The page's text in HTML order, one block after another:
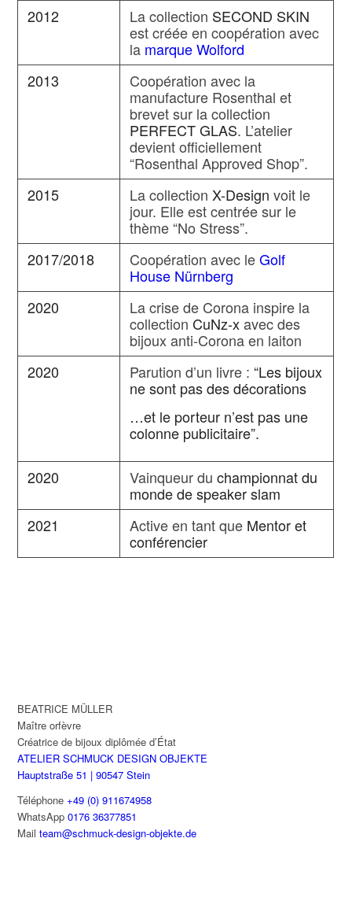
2012
La collection SECOND SKIN
est créée en coopération avec
la marque Wolford
2013
Coopération avec la
manufacture Rosenthal et
brevet sur la collection
PERFECT GLAS. L’atelier
devient officiellement
“Rosenthal Approved Shop”.
2015
La collection X-Design voit le
jour. Elle est centrée sur le
thème “No Stress”.
2017/2018
Coopération avec leGolf
House Nürnberg
2020
La crise de Corona inspire la
collection CuNz-xavec des
bijoux anti-Corona en laiton
2020
Parution d’un livre :“Les bijoux
ne sont pas des décorations
…et le porteur n’est pas une
colonne publicitaire”.
2020 Vainqueur duchampionnat du
monde de speaker slam
2021
Active en tant que Mentor et
conférencier
BEATRICE MÜLLER
Maître orfèvre
Créatrice de bijoux diplômée d’État
ATELIER SCHMUCK DESIGN OBJEKTE
Hauptstraße 51 | 90547 Stein
Téléphone+49 (0) 911674958
WhatsApp0176 36377851
Mailteam@schmuck-design-objekte.de